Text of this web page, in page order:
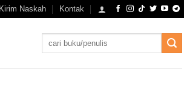
Naskah Kontak
Search